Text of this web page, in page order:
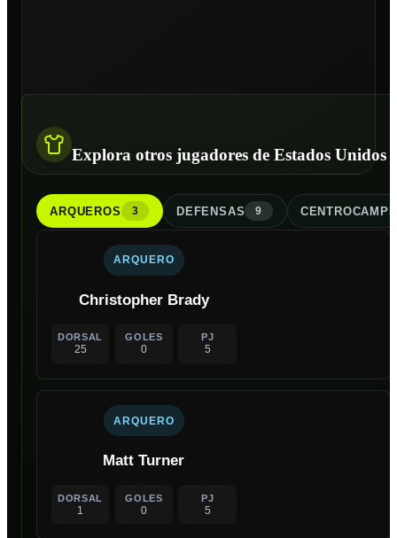
Explora otros jugadores de Estados Unidos
ARQUEROS 3 DEFENSAS 9
ARQUERO
Christopher Brady
DORSAL
25
GOLES
0
PJ
5
ARQUERO
Matt Turner
DORSAL
1
GOLES
0
PJ
5